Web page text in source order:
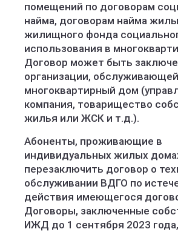
помещений по договорам
найма, договорам найма
жилищного фонда
использования в
Договор может быть
организации, обслуживающей
многоквартирный дом
компания, товарищество
жилья или ЖСК и т.д.).
Абоненты, проживающие в
индивидуальных жилых
перезаключить договор о
обслуживании ВДГО по
действия имеющегося
Договоры, заключенные
ИЖД до 1 сентября 2023